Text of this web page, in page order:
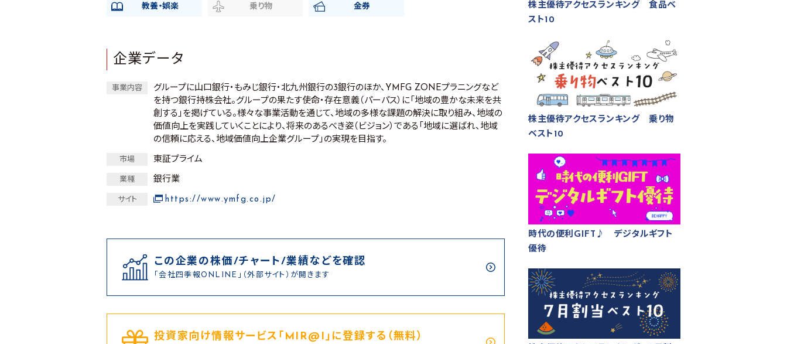
教養・娯楽 乗り物 金券
企業データ
事業内容
グループに山口銀行・もみじ銀行・北九州銀行の3銀行のほか、YMFG ZONEプラニングなど
を持つ銀行持株会社。グループの果たす使命・存在意義（パーパス）に「地域の豊かな未来を共
創する」を掲げている。様々な事業活動を通じて、地域の多様な課題の解決に取り組み、地域の
価値向上を実践していくことにより、将来のあるべき姿（ビジョン）である「地域に選ばれ、地域
の信頼に応える、地域価値向上企業グループ」の実現を目指す。
市場 東証プライム
業種 銀行業
サイト https://www.ymfg.co.jp/
この企業の株価/チャート/業績などを確認
「会社四季報ONLINE」（外部サイト）が開きます
投資家向け情報サービス｢MIR@I｣に登録する（無料）
株主優待アクセスランキング 食品ベ
スト10
株主優待アクセスランキング 乗り物
ベスト10
時代の便利GIFT♪ デジタルギフト
優待